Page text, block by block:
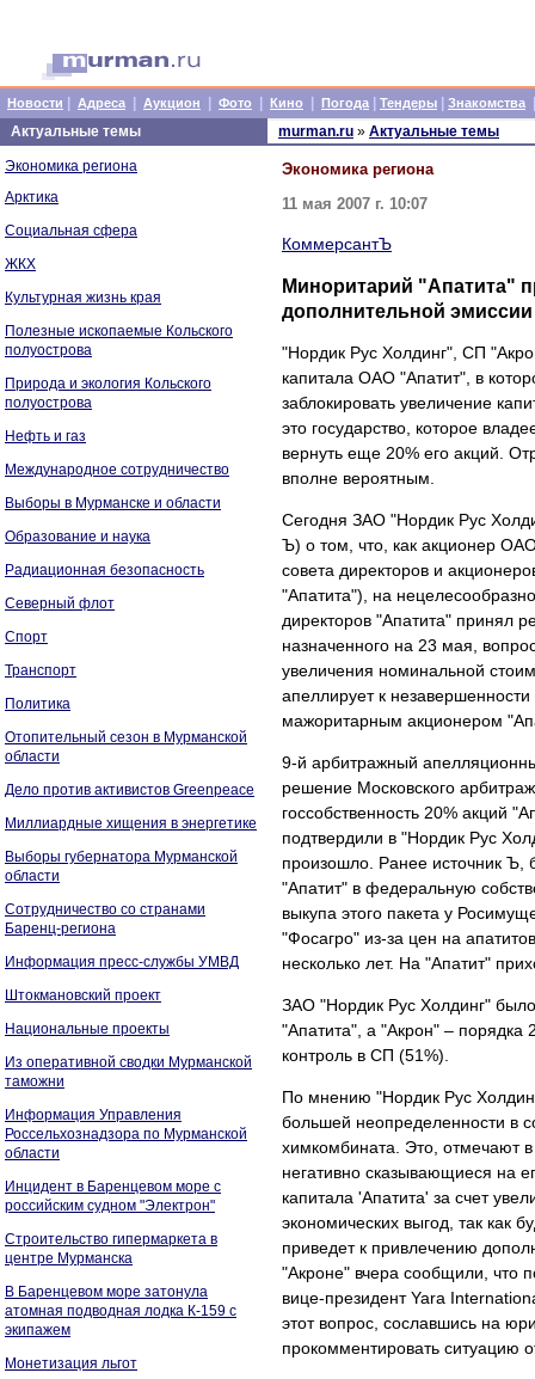
Новости Адреса Аукцион Фото Кино Погода Тендеры Знакомства
Актуальные темы
Экономика региона
Арктика
Социальная сфера
ЖКХ
Культурная жизнь края
Полезные ископаемые Кольского
полуострова
Природа и экология Кольского
полуострова
Нефть и газ
Международное сотрудничество
Выборы в Мурманске и области
Образование и наука
Радиационная безопасность
Северный флот
Спорт
Транспорт
Политика
Отопительный сезон в Мурманской
области
Дело против активистов Greenpeace
Миллиардные хищения в энергетике
Выборы губернатора Мурманской
области
Сотрудничество со странами
Баренц-региона
Информация пресс-службы УМВД
Штокмановский проект
Национальные проекты
Из оперативной сводки Мурманской
таможни
Информация Управления
Россельхознадзора по Мурманской
области
Инцидент в Баренцевом море с
российским судном "Электрон"
Строительство гипермаркета в
центре Мурманска
В Баренцевом море затонула
атомная подводная лодка К-159 с
экипажем
Монетизация льгот
murman.ru » Актуальные темы
Экономика региона
11 мая 2007 г. 10:07
КоммерсантЪ
Миноритарий "Апатита"
дополнительной
"Нордик Рус Холдинг", СП
капитала ОАО "Апатит", в
заблокировать увеличение
это государство, которое
вернуть еще 20% его акций.
вполне вероятным.
Сегодня ЗАО "Нордик Рус
Ъ) о том, что, как акционер
совета директоров и
"Апатита"), на
директоров "Апатита" принял
назначенного на 23 мая,
увеличения номинальной
апеллирует к
мажоритарным акционером
9-й арбитражный
решение Московского
госсобственность 20% акций
подтвердили в "Нордик Рус
произошло. Ранее источник Ъ,
"Апатит" в федеральную
выкупа этого пакета у
"Фосагро" из-за цен на
несколько лет. На "Апатит"
ЗАО "Нордик Рус Холдинг"
"Апатита", а "Акрон" – порядка
контроль в СП (51%).
По мнению "Нордик Рус
большей неопределенности в
химкомбината. Это, отмечают
негативно сказывающиеся на
капитала 'Апатита' за счет
экономических выгод, так как
приведет к привлечению
"Акроне" вчера сообщили, что
вице-президент Yara
этот вопрос, сославшись на
прокомментировать ситуацию